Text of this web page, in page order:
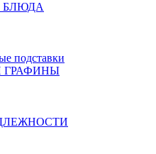
БЛЮДА
подставки
ГРАФИНЫ